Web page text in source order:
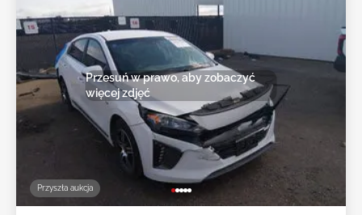
Przyszła aukcja
Przesuń w prawo, aby zobaczyć
więcej zdjęć